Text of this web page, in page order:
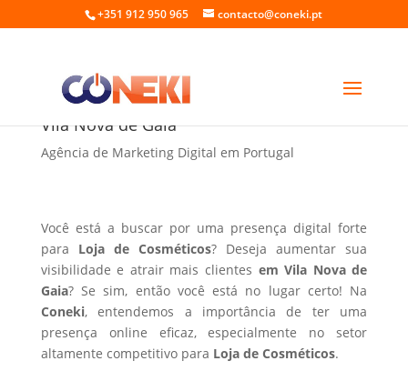
+351 912 950 965 contacto@coneki.pt
Fazer site para Loja de Cosméticos em
Vila Nova de Gaia
Agência de Marketing Digital em Portugal
Você está a buscar por uma presença digital forte
para Loja de Cosméticos? Deseja aumentar sua
visibilidade e atrair mais clientes em Vila Nova de
Gaia? Se sim, então você está no lugar certo! Na
Coneki, entendemos a importância de ter uma
presença online eficaz, especialmente no setor
altamente competitivo para Loja de Cosméticos.